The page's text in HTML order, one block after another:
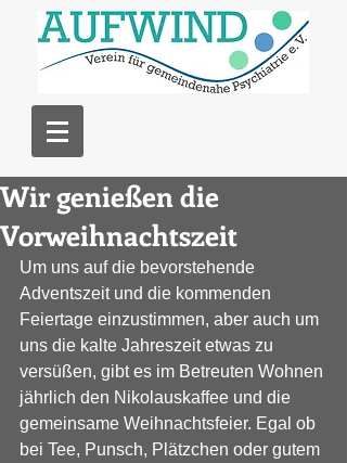
Wir genießen die
Vorweihnachtszeit
Um uns auf die bevorstehende
Adventszeit und die kommenden
Feiertage einzustimmen, aber auch um
uns die kalte Jahreszeit etwas zu
versüßen, gibt es im Betreuten Wohnen
jährlich den Nikolauskaffee und die
gemeinsame Weihnachtsfeier. Egal ob
bei Tee, Punsch, Plätzchen oder gutem